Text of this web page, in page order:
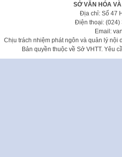
SỞ VĂN HÓA
Địa chỉ: Số 47
Điện thoại: (024)
Email:
Chịu trách nhiệm phát ngôn và quản lý nội
Bản quyền thuộc về Sở VHTT. Yêu